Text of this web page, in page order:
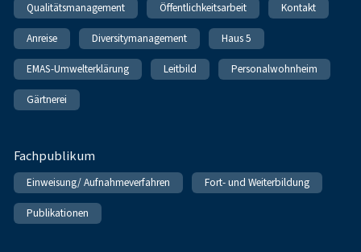
Qualitätsmanagement Öffentlichkeitsarbeit Kontakt
Anreise Diversitymanagement Haus 5
EMAS-Umwelterklärung Leitbild Personalwohnheim
Gärtnerei
Fachpublikum
Einweisung/ Aufnahmeverfahren Fort- und Weiterbildung
Publikationen